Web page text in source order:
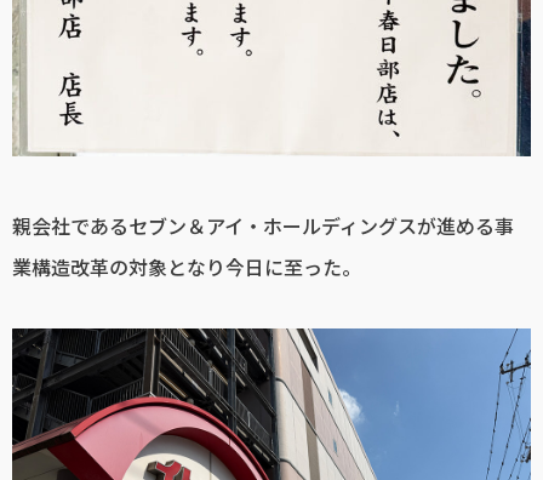
親会社であるセブン＆アイ・ホールディングスが進める事
業構造改革の対象となり今日に至った。